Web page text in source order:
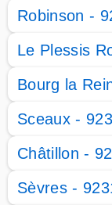
Robinson -
Le Plessis
Bourg la
Sceaux -
Châtillon -
Sèvres -